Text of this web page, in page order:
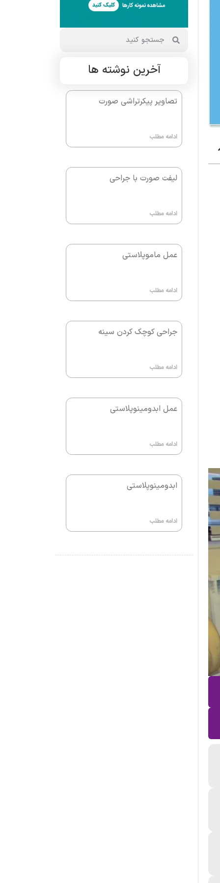
آخرین نوشته ها
تصاویر پیکرتراشی صورت
ادامه مطلب
لیفت صورت با جراحی
ادامه مطلب
عمل ماموپلاستی
ادامه مطلب
جراحی کوچک کردن سینه
ادامه مطلب
عمل ابدومینوپلاستی
ادامه مطلب
ابدومینوپلاستی
ادامه مطلب